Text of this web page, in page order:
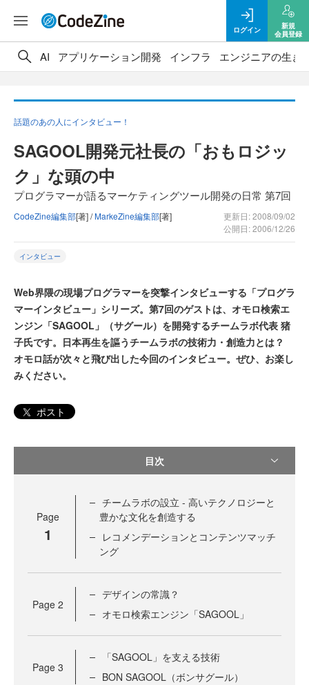
ログイン
新規
会員登録
AI アプリケーション開発 インフラ エンジニアの生き
話題のあの人にインタビュー！
SAGOOL開発元社長の「おもロジッ
ク」な頭の中
プログラマーが語るマーケティングツール開発の日常 第7回
CodeZine編集部[著] /MarkeZine編集部[著]
更新日: 2008/09/02
公開日: 2006/12/26
インタビュー
Web界隈の現場プログラマーを突撃インタビューする「プログラ
マーインタビュー」シリーズ。第7回のゲストは、オモロ検索エ
ンジン「SAGOOL」（サグール）を開発するチームラボ代表 猪
子氏です。日本再生を謳うチームラボの技術力・創造力とは？
オモロ話が次々と飛び出した今回のインタビュー。ぜひ、お楽し
みください。
ポスト
目次
Page
1
チームラボの設立 - 高いテクノロジーと
豊かな文化を創造する
レコメンデーションとコンテンツマッチ
ング
Page 2
デザインの常識？
オモロ検索エンジン「SAGOOL」
Page 3
「SAGOOL」を支える技術
BON SAGOOL（ボンサグール）